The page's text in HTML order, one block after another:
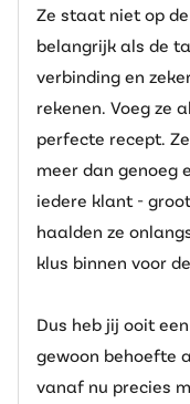
Ze staat niet op
belangrijk als de
verbinding en
rekenen. Voeg ze
perfecte recept.
meer dan genoeg
iedere klant -
haalden ze
klus binnen voor
Dus heb jij ooit
gewoon behoefte
vanaf nu precies